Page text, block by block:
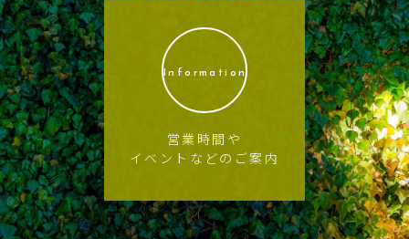
Information
営業時間や
イベントなどのご案内